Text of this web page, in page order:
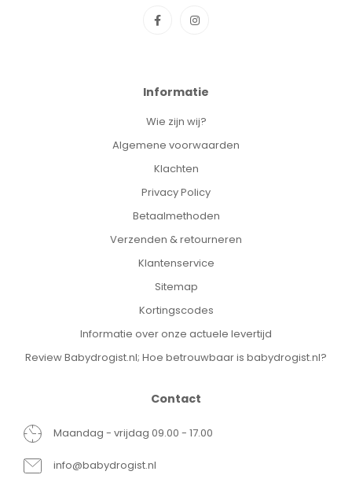
Informatie
Wie zijn wij?
Algemene voorwaarden
Klachten
Privacy Policy
Betaalmethoden
Verzenden & retourneren
Klantenservice
Sitemap
Kortingscodes
Informatie over onze actuele levertijd
Review Babydrogist.nl; Hoe betrouwbaar is babydrogist.nl?
Contact
Maandag - vrijdag 09.00 - 17.00
info@babydrogist.nl